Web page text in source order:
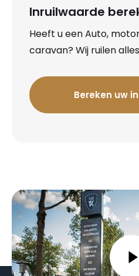
Inruilwaarde
Heeft u een Auto,
caravan? Wij ruilen
Bereken uw